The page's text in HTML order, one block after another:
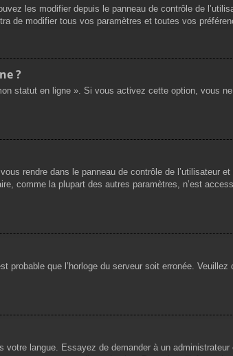
les modifier depuis le panneau de contrôle de
de modifier tous vos paramètres et toutes vos
?
statut en ligne ». Si vous activez cette option, vous
rendre dans le panneau de contrôle de l’utilisateur
comme la plupart des autres paramètres, n’est
probable que l’horloge du serveur soit erronée.
langue. Essayez de demander à un